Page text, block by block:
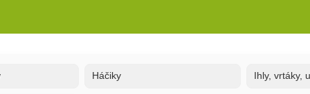
Háčiky Ihly, vrtáky,